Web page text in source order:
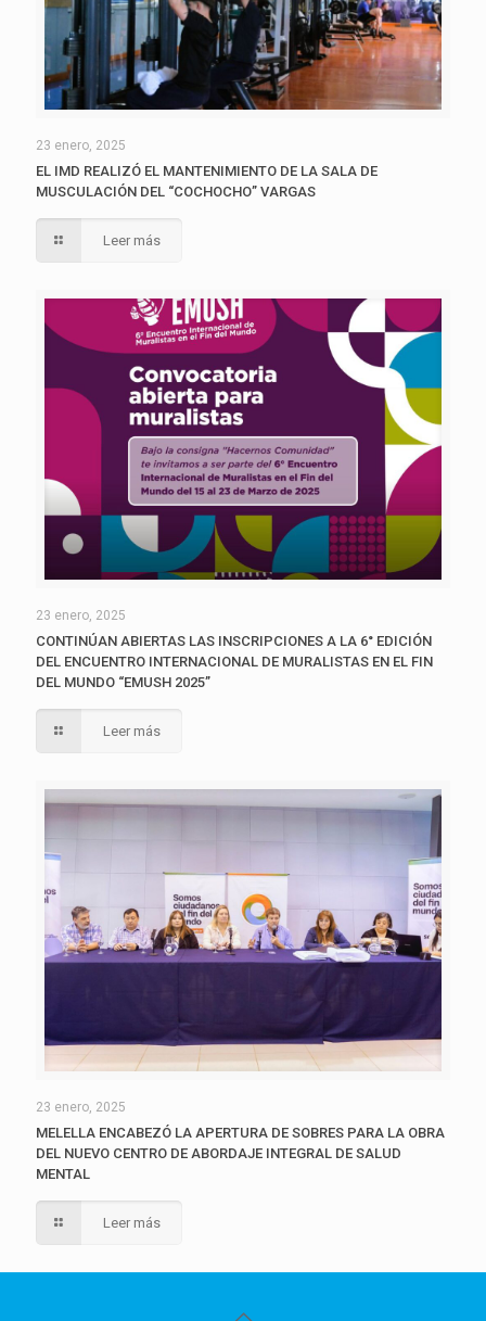
23 enero, 2025
EL IMD REALIZÓ EL MANTENIMIENTO DE LA SALA DE
MUSCULACIÓN DEL “COCHOCHO” VARGAS
Leer más
23 enero, 2025
CONTINÚAN ABIERTAS LAS INSCRIPCIONES A LA 6° EDICIÓN
DEL ENCUENTRO INTERNACIONAL DE MURALISTAS EN EL FIN
DEL MUNDO “EMUSH 2025”
Leer más
23 enero, 2025
MELELLA ENCABEZÓ LA APERTURA DE SOBRES PARA LA OBRA
DEL NUEVO CENTRO DE ABORDAJE INTEGRAL DE SALUD
MENTAL
Leer más